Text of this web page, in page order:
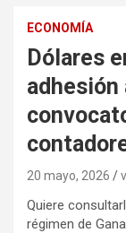
ECONOMÍA
Dólares
adhesión
20 mayo, 2026
Quiere
régimen de